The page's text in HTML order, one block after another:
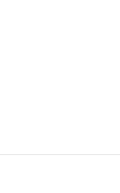
tarafımıza